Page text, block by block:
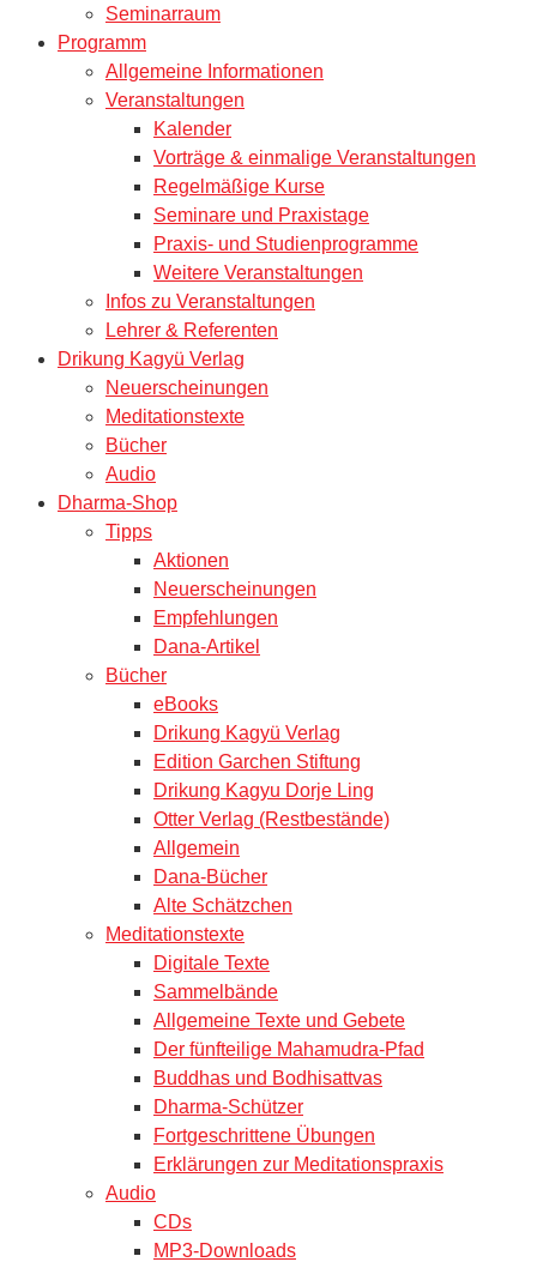
Seminarraum
Programm
Allgemeine Informationen
Veranstaltungen
Kalender
Vorträge & einmalige Veranstaltungen
Regelmäßige Kurse
Seminare und Praxistage
Praxis- und Studienprogramme
Weitere Veranstaltungen
Infos zu Veranstaltungen
Lehrer & Referenten
Drikung Kagyü Verlag
Neuerscheinungen
Meditationstexte
Bücher
Audio
Dharma-Shop
Tipps
Aktionen
Neuerscheinungen
Empfehlungen
Dana-Artikel
Bücher
eBooks
Drikung Kagyü Verlag
Edition Garchen Stiftung
Drikung Kagyu Dorje Ling
Otter Verlag (Restbestände)
Allgemein
Dana-Bücher
Alte Schätzchen
Meditationstexte
Digitale Texte
Sammelbände
Allgemeine Texte und Gebete
Der fünfteilige Mahamudra-Pfad
Buddhas und Bodhisattvas
Dharma-Schützer
Fortgeschrittene Übungen
Erklärungen zur Meditationspraxis
Audio
CDs
MP3-Downloads